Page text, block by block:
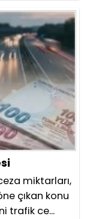
miktarları,
çıkan konu
trafik ce...